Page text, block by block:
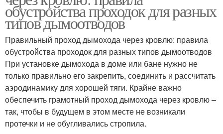
обустройства проходок для разных
типов дымоотводов
Правильный проход дымохода через кровлю: правила
обустройства проходок для разных типов дымоотводов
При установке дымохода в доме или бане нужно не
только правильно его закрепить, соединить и рассчитать
аэродинамику для хорошей тяги. Крайне важно
обеспечить грамотный проход дымохода через кровлю –
так, чтобы в будущем в этом месте не возникали
протечки и не обугливались стропила.